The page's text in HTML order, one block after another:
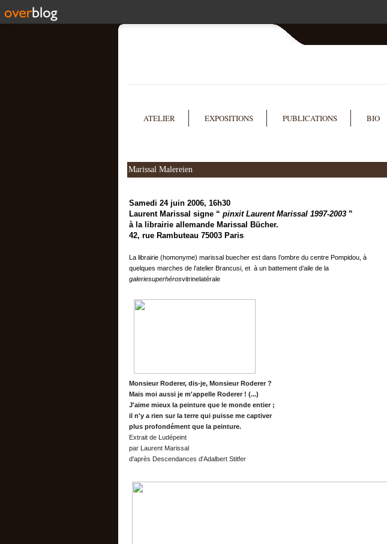
ATELIER EXPOSITIONS PUBLICATIONS BIO
Marissal Malereien
Samedi 24 juin 2006, 16h30
Laurent Marissal signe “ pinxit Laurent Marissal 1997-2003 ”
à la librairie allemande Marissal Bücher.
42, rue Rambuteau 75003 Paris
La librairie (homonyme) marissal buecher est dans l’ombre du centre Pompidou, à
quelques marches de l’atelier Brancusi, et à un battement d’aile de la
galeriesuperhérosvitrinelatérale
Monsieur Roderer, dis-je, Monsieur Roderer ?
Mais moi aussi je m'appelle Roderer ! (...)
J'aime mieux la peinture que le monde entier ;
il n'y a rien sur la terre qui puisse me captiver
plus profondément que la peinture.
Extrait de Ludépeint
par Laurent Marissal
d'après Descendances d'Adalbert Stitfer